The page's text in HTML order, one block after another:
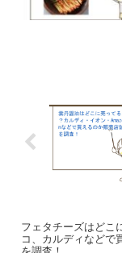
フェタチーズはどこ
コ、カルディなどで